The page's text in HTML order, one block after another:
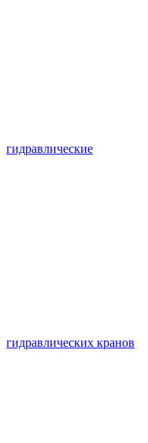
гидравлические
гидравлических кранов